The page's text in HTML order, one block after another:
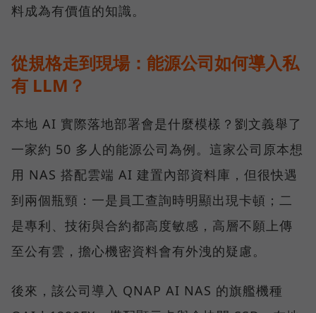
料成為有價值的知識。
從規格走到現場：能源公司如何導入私
有 LLM？
本地 AI 實際落地部署會是什麼模樣？劉文義舉了
一家約 50 多人的能源公司為例。這家公司原本想
用 NAS 搭配雲端 AI 建置內部資料庫，但很快遇
到兩個瓶頸：一是員工查詢時明顯出現卡頓；二
是專利、技術與合約都高度敏感，高層不願上傳
至公有雲，擔心機密資料會有外洩的疑慮。
後來，該公司導入 QNAP AI NAS 的旗艦機種